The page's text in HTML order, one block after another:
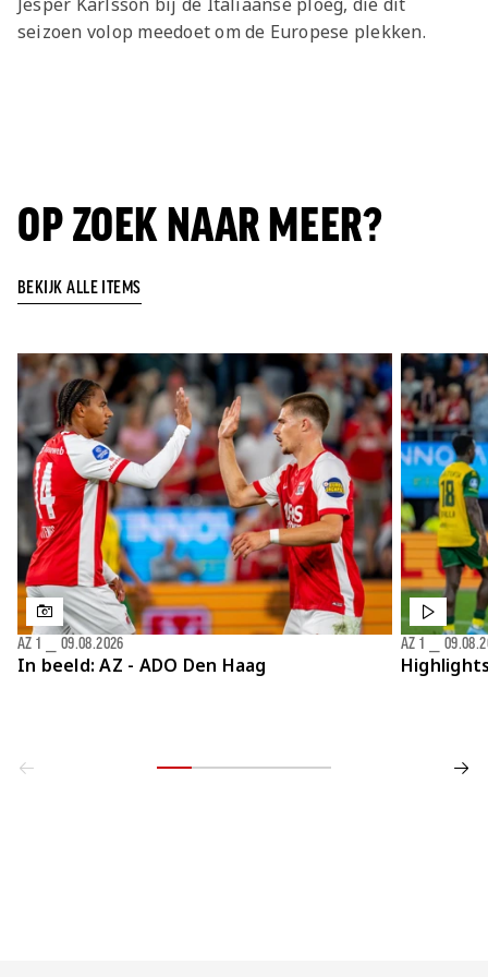
seizoen volop meedoet om de Europese plekken.
OP ZOEK NAAR MEER?
BEKIJK ALLE ITEMS
In beeld: AZ - ADO Den Haag
AZ 1 09.08.2026 AZ 1